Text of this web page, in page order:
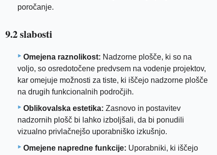
poročanje.
9.2 slabosti
Omejena raznolikost: Nadzorne plošče, ki so na
voljo, so osredotočene predvsem na vodenje projektov,
kar omejuje možnosti za tiste, ki iščejo nadzorne plošče
na drugih funkcionalnih področjih.
Oblikovalska estetika: Zasnovo in postavitev
nadzornih plošč bi lahko izboljšali, da bi ponudili
vizualno privlačnejšo uporabniško izkušnjo.
Omejene napredne funkcije: Uporabniki, ki iščejo